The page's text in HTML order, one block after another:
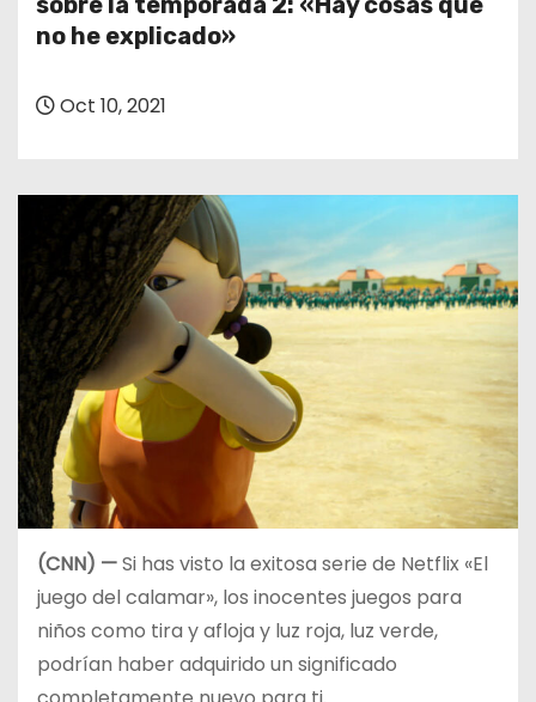
no he explicado»
Oct 10, 2021
(CNN) —Si has visto la exitosa serie de Netflix «El
juego del calamar», los inocentes juegos para
niños como tira y afloja y luz roja, luz verde,
podrían haber adquirido un significado